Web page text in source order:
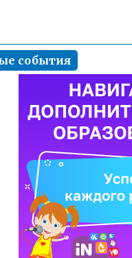
события